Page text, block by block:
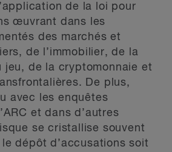
de la loi pour
œuvrant dans les
des marchés et
de l’immobilier, de la
jeu, de la cryptomonnaie et
De plus,
avec les enquêtes
et dans d’autres
se cristallise souvent
dépôt d’accusations soit